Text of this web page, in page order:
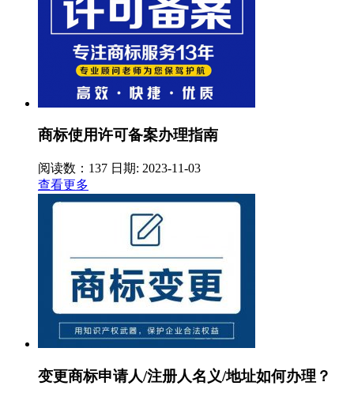
商标使用许可备案办理指南
阅读数：137 日期: 2023-11-03
查看更多
变更商标申请人/注册人名义/地址如何办理？